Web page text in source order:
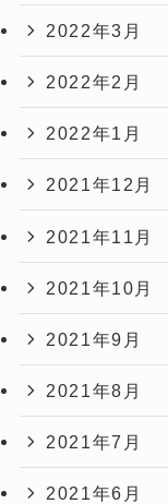
2022年3月
2022年2月
2022年1月
2021年12月
2021年11月
2021年10月
2021年9月
2021年8月
2021年7月
2021年6月